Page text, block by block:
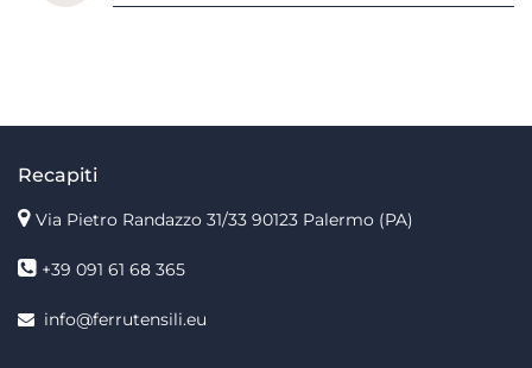
Recapiti
Via Pietro Randazzo 31/33 90123 Palermo (PA)
+39 091 61 68 365
info@ferrutensili.eu